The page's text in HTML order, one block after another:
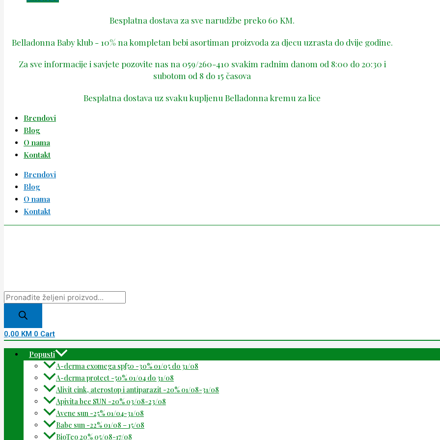
Besplatna dostava za sve narudžbe preko 60 KM.
Belladonna Baby klub - 10% na kompletan bebi asortiman proizvoda za djecu uzrasta do dvije godine.
Za sve informacije i savjete pozovite nas na 059/260-410 svakim radnim danom od 8:00 do 20:30 i
subotom od 8 do 15 časova
Besplatna dostava uz svaku kupljenu Belladonna kremu za lice
Brendovi
Blog
O nama
Kontakt
Brendovi
Blog
O nama
Kontakt
0,00 KM 0 Cart
Popusti
A-derma exomega spf50 -30% 01/05 do 31/08
A-derma protect -50% 01/04 do 31/08
Alivit cink, aterostop i antiparazit -20% 01/08-31/08
Apivita bee SUN -20% 03/08-23/08
Avene sun -25% 01/04-31/08
Babe sun -22% 01/08 – 15/08
BioTeo 20% 05/08-17/08